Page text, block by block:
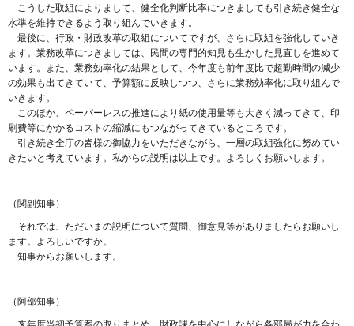
こうした取組によりまして、健全化判断比率につきましても引き続き健全な
水準を維持できるよう取り組んでいきます。
最後に、行政・財政改革の取組についてですが、さらに取組を強化していき
ます。業務改革につきましては、民間の専門的知見も生かした見直しを進めて
います。また、業務効率化の結果として、今年度も前年度比で超勤時間の減少
の効果も出てきていて、予算額に反映しつつ、さらに業務効率化に取り組んで
いきます。
このほか、ペーパーレスの推進により紙の使用量等も大きく減ってきて、印
刷費等にかかるコストの縮減にもつながってきているところです。
引き続き全庁の皆様の御協力をいただきながら、一層の取組強化に努めてい
きたいと考えています。私からの説明は以上です。よろしくお願いします。
（関副知事）
それでは、ただいまの説明について質問、御意見等がありましたらお願いし
ます。よろしいですか。
知事からお願いします。
（阿部知事）